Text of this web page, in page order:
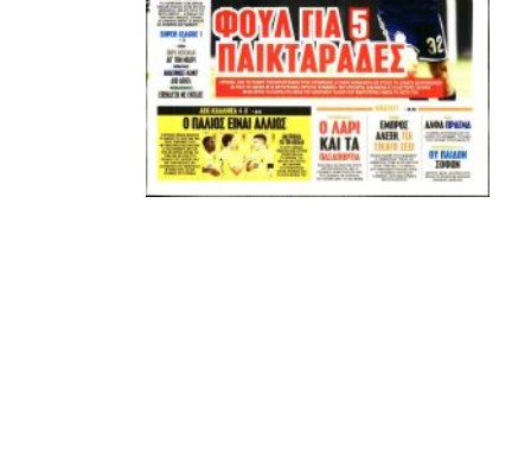
ADVERTISEMENT
ΑΜΠΑΛΑΕΑ, ΜΑΚΕΔΟΝΕΣ, ΤΟΥΜΠΑ, #031#